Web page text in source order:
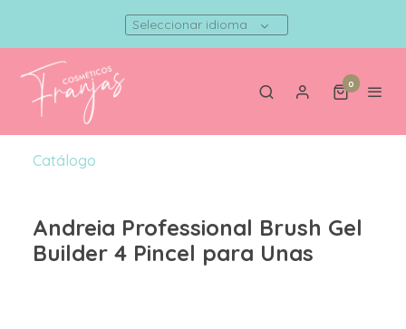
Seleccionar idioma
0
Catálogo
Andreia Professional Brush Gel
Builder 4 Pincel para Unas